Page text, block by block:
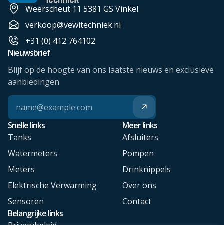
Weerscheut 11 5381 GS Vinkel
verkoop@vewitechniek.nl
+31 (0) 412 764102
Snelle links
Tanks
Watermeters
Meters
Elektrische Verwarming
Sensoren
Meer links
Afsluiters
Pompen
Drinknippels
Over ons
Contact
Belangrijke links
Nieuwsbrief
Blijf op de hoogte van ons laatste nieuws en exclusieve
aanbiedingen